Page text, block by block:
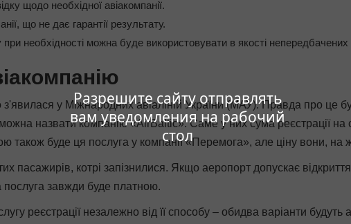
Разрешите сайту отправлять
вам уведомления на рабочий
стол
щодо необхідної авіакомпанії.
що не дає гарантії результату.
необхідності можна буде використовувати в якості непередбачених
з'явилася у Міжнародних авіаліній України (МАУ). Правда про це
назвати компанію «AirBaltic». Саме у них сума реєстрації на
також буде ця послуга у компанії «Перемога», але ціну вони, на
пасажирів, котрі запізнилися. Якщо аеропорт допускає
завжди буде платною.
реєстрації незалежно від її способу – обидва варіанти